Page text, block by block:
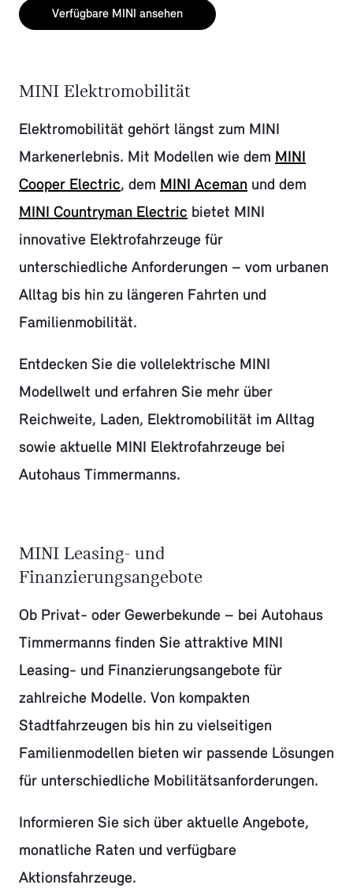
Verfügbare MINI ansehen
MINI Elektromobilität
Elektromobilität gehört längst zum MINI
Markenerlebnis. Mit Modellen wie dem MINI
Cooper Electric, dem MINI Aceman und dem
MINI Countryman Electric bietet MINI
innovative Elektrofahrzeuge für
unterschiedliche Anforderungen – vom urbanen
Alltag bis hin zu längeren Fahrten und
Familienmobilität.
Entdecken Sie die vollelektrische MINI
Modellwelt und erfahren Sie mehr über
Reichweite, Laden, Elektromobilität im Alltag
sowie aktuelle MINI Elektrofahrzeuge bei
Autohaus Timmermanns.
MINI Leasing- und
Finanzierungsangebote
Ob Privat- oder Gewerbekunde – bei Autohaus
Timmermanns finden Sie attraktive MINI
Leasing- und Finanzierungsangebote für
zahlreiche Modelle. Von kompakten
Stadtfahrzeugen bis hin zu vielseitigen
Familienmodellen bieten wir passende Lösungen
für unterschiedliche Mobilitätsanforderungen.
Informieren Sie sich über aktuelle Angebote,
monatliche Raten und verfügbare
Aktionsfahrzeuge.